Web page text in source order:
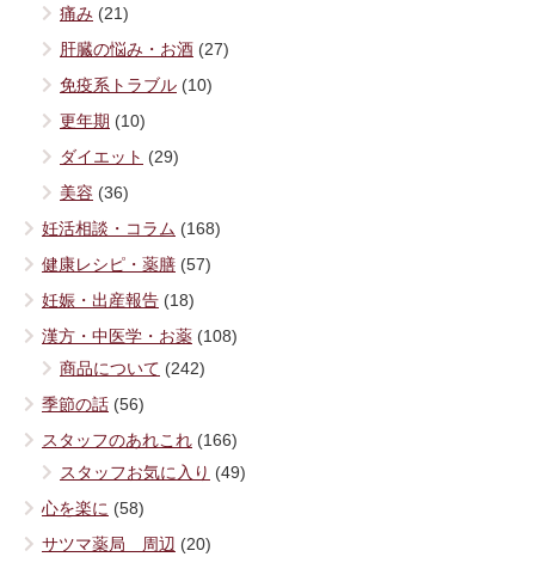
痛み (21)
肝臓の悩み・お酒 (27)
免疫系トラブル (10)
更年期 (10)
ダイエット (29)
美容 (36)
妊活相談・コラム (168)
健康レシピ・薬膳 (57)
妊娠・出産報告 (18)
漢方・中医学・お薬 (108)
商品について (242)
季節の話 (56)
スタッフのあれこれ (166)
スタッフお気に入り (49)
心を楽に (58)
サツマ薬局 周辺 (20)